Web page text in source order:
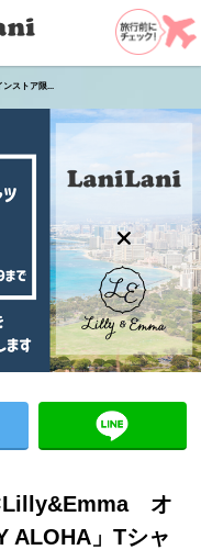
ストア限...
オ
ALOHA」Tシャ